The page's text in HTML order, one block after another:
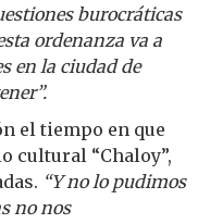
burocráticas
ordenanza va a
en la ciudad de
el tiempo en que
cultural “Chaloy”,
“Y no lo pudimos
no nos